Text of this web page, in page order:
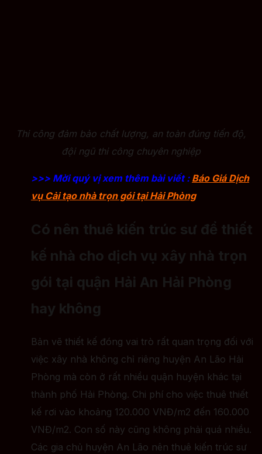
Thi công đảm bảo chất lượng, an toàn đúng tiến độ,
đội ngũ thi công chuyên nghiệp
>>> Mời quý vị xem thêm bài viết : Báo Giá Dịch
vụ Cải tạo nhà trọn gói tại Hải Phòng
Có nên thuê kiến trúc sư để thiết
kế nhà cho dịch vụ xây nhà trọn
gói tại quận Hải An Hải Phòng
hay không
Bản vẽ thiết kế đóng vai trò rất quan trọng đối với
việc xây nhà không chỉ riêng huyện An Lão Hải
Phòng mà còn ở rất nhiều quận huyện khác tại
thành phố Hải Phòng. Chi phí cho việc thuê thiết
kế rơi vào khoảng 120.000 VNĐ/m2 đến 160.000
VNĐ/m2. Con số này cũng không phải quá nhiều.
Các gia chủ huyện An Lão nên thuê kiến trúc sư